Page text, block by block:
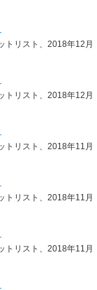
トリスト、2018年12月
トリスト、2018年12月
トリスト、2018年11月
トリスト、2018年11月
トリスト、2018年11月